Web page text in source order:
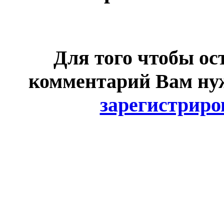
Для того чтобы
комментарий Вам